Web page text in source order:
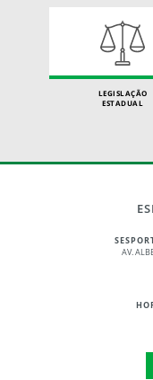
LEGISLAÇÃO
ESTADUAL
AV.